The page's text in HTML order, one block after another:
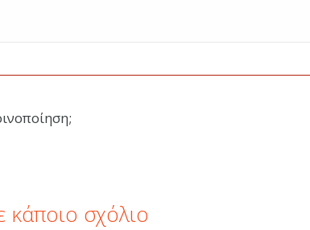
κάποιο σχόλιο